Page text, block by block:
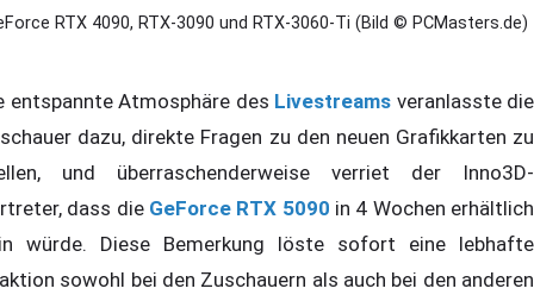
RTX 4090, RTX-3090 und RTX-3060-Ti (Bild © PCMasters.de)
entspannte Atmosphäre des Livestreams veranlasste die
dazu, direkte Fragen zu den neuen Grafikkarten zu
und überraschenderweise verriet der Inno3D-
dass die GeForce RTX 5090 in 4 Wochen erhältlich
würde. Diese Bemerkung löste sofort eine lebhafte
sowohl bei den Zuschauern als auch bei den anderen